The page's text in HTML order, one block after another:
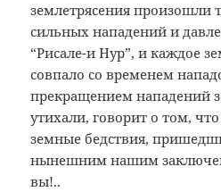
землетрясения произошли
сильных нападений и
“Рисале-и Нур”, и каждое
совпало со временем
прекращением нападений
утихали, говорит о том,
земные бедствия,
нынешним нашим
вы!..